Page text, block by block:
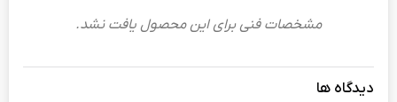
مشخصات فنی برای این محصول یافت نشد.
دیدگاه ها